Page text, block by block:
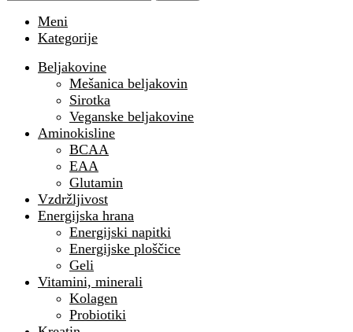
Meni
Kategorije
Beljakovine
Mešanica beljakovin
Sirotka
Veganske beljakovine
Aminokisline
BCAA
EAA
Glutamin
Vzdržljivost
Energijska hrana
Energijski napitki
Energijske ploščice
Geli
Vitamini, minerali
Kolagen
Probiotiki